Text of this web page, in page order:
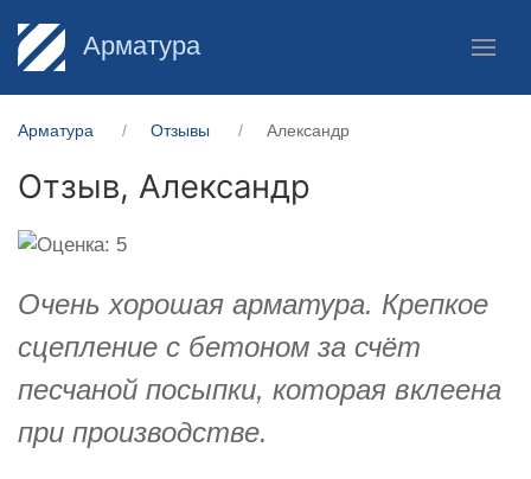
Арматура
Арматура Отзывы Александр
Отзыв, Александр
Очень хорошая арматура. Крепкое
сцепление с бетоном за счёт
песчаной посыпки, которая вклеена
при производстве.